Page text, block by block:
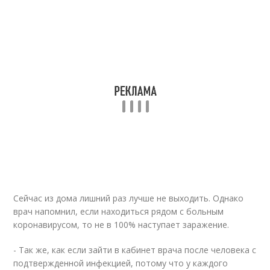
Сейчас из дома лишний раз лучше не выходить. Однако
врач напомнил, если находиться рядом с больным
коронавирусом, то не в 100% наступает заражение.
- Так же, как если зайти в кабинет врача после человека с
подтвержденной инфекцией, потому что у каждого